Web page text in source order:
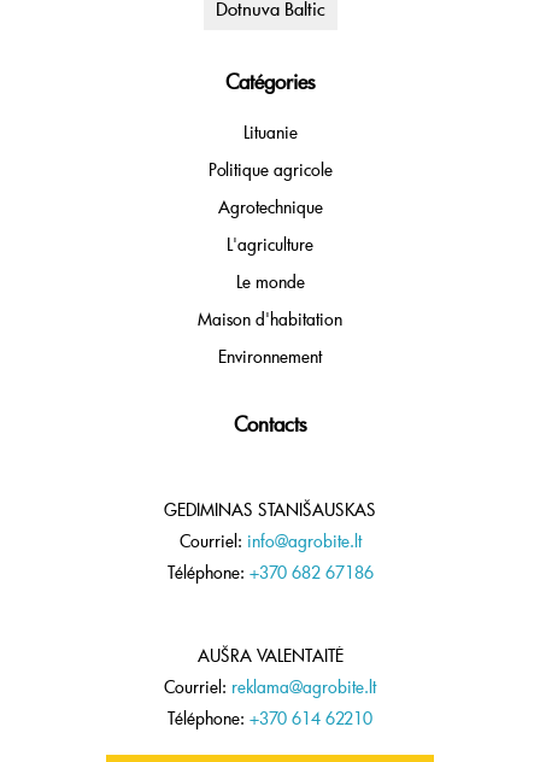
Dotnuva Baltic
Catégories
Lituanie
Politique agricole
Agrotechnique
L'agriculture
Le monde
Maison d'habitation
Environnement
Contacts
GEDIMINAS STANIŠAUSKAS
Courriel: info@agrobite.lt
Téléphone: +370 682 67186
AUŠRA VALENTAITĖ
Courriel: reklama@agrobite.lt
Téléphone: +370 614 62210